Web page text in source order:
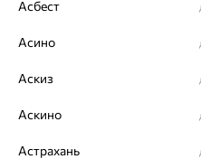
Покупателям
О нас
Асбест
Асино
Аскиз
Аскино
Астрахань